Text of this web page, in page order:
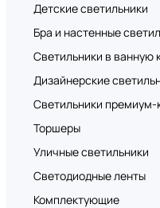
Детские светильники
Бра и настенные
Светильники в ванную
Дизайнерские
Светильники премиум-
Торшеры
Уличные светильники
Светодиодные ленты
Комплектующие